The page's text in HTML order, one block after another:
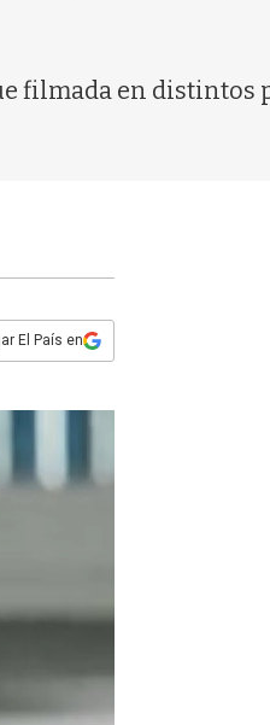
filmada en distintos
El País en